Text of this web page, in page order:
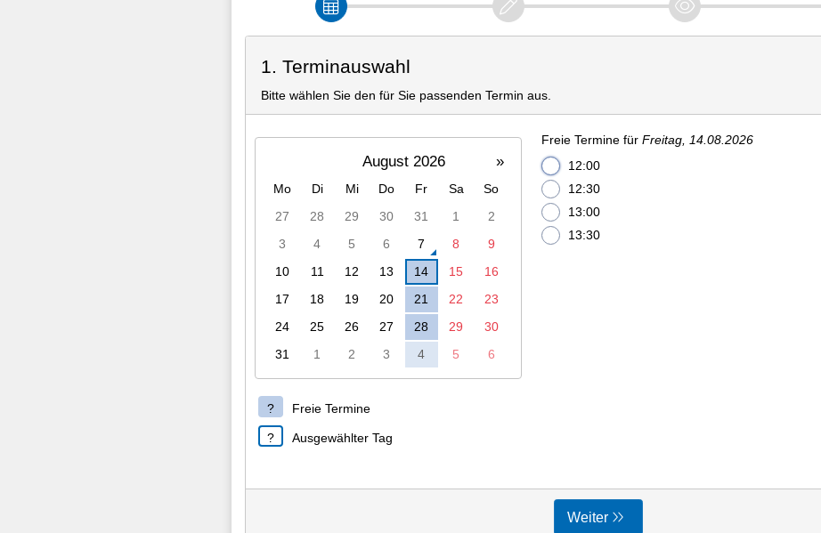
1. Terminauswahl
Bitte wählen Sie den für Sie passenden Termin aus.
August 2026 »
Mo Di Mi Do Fr Sa
So
27
28 29 30 31 1
2
3
4 5 6 7 8
9
10
11 12 13 14 15
16
17
18 19 20 21 22
23
24
25 26 27 28 29
30
31
1 2 3 4 5 6
Freie Termine
Ausgewählter Tag
Freie Termine fürFreitag, 14.08.2026
12:00
12:30
13:00
13:30
Weiter